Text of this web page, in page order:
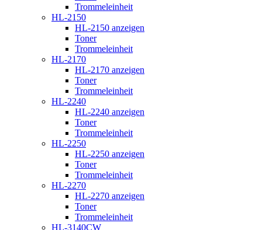
Trommeleinheit
HL-2150
HL-2150 anzeigen
Toner
Trommeleinheit
HL-2170
HL-2170 anzeigen
Toner
Trommeleinheit
HL-2240
HL-2240 anzeigen
Toner
Trommeleinheit
HL-2250
HL-2250 anzeigen
Toner
Trommeleinheit
HL-2270
HL-2270 anzeigen
Toner
Trommeleinheit
HL-3140CW